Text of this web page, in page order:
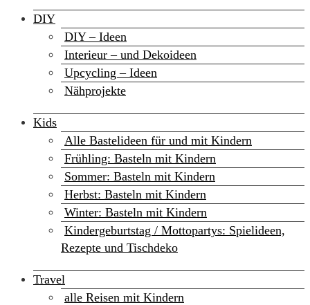
DIY
DIY – Ideen
Interieur – und Dekoideen
Upcycling – Ideen
Nähprojekte
Kids
Alle Bastelideen für und mit Kindern
Frühling: Basteln mit Kindern
Sommer: Basteln mit Kindern
Herbst: Basteln mit Kindern
Winter: Basteln mit Kindern
Kindergeburtstag / Mottopartys: Spielideen,
Rezepte und Tischdeko
Travel
alle Reisen mit Kindern